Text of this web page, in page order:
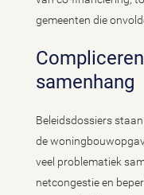
gemeenten die
Complicerende factor: onderlinge
samenhang
Beleidsdossiers
de
veel problematiek
netcongestie en